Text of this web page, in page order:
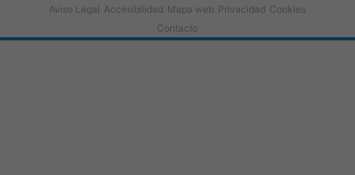
Aviso Legal Accesibilidad Mapa web Privacidad Cookies
Contacto